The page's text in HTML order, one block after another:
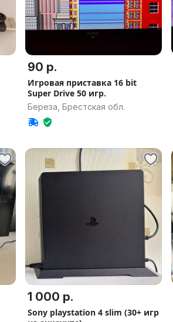
90 р.
Игровая приставка 16 bit
Super Drive 50 игр.
Береза, Брестская обл.
1 000 р.
Sony playstation 4 slim (30+ игр